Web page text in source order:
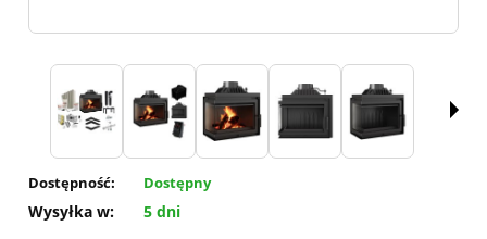
Dostępność: Dostępny
Wysyłka w: 5 dni